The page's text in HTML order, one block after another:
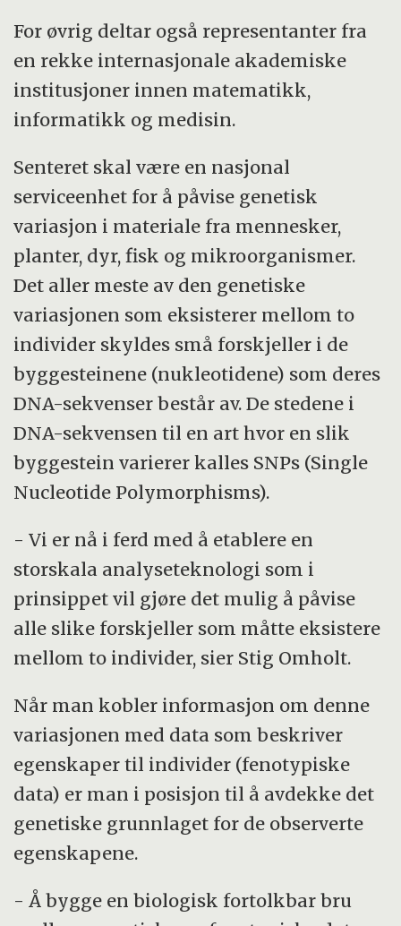
For øvrig deltar også representanter fra
en rekke internasjonale akademiske
institusjoner innen matematikk,
informatikk og medisin.
Senteret skal være en nasjonal
serviceenhet for å påvise genetisk
variasjon i materiale fra mennesker,
planter, dyr, fisk og mikroorganismer.
Det aller meste av den genetiske
variasjonen som eksisterer mellom to
individer skyldes små forskjeller i de
byggesteinene (nukleotidene) som deres
DNA-sekvenser består av. De stedene i
DNA-sekvensen til en art hvor en slik
byggestein varierer kalles SNPs (Single
Nucleotide Polymorphisms).
- Vi er nå i ferd med å etablere en
storskala analyseteknologi som i
prinsippet vil gjøre det mulig å påvise
alle slike forskjeller som måtte eksistere
mellom to individer, sier Stig Omholt.
Når man kobler informasjon om denne
variasjonen med data som beskriver
egenskaper til individer (fenotypiske
data) er man i posisjon til å avdekke det
genetiske grunnlaget for de observerte
egenskapene.
- Å bygge en biologisk fortolkbar bru